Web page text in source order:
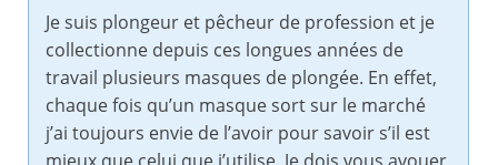
Je suis plongeur et pêcheur de profession et je
collectionne depuis ces longues années de
travail plusieurs masques de plongée. En effet,
chaque fois qu’un masque sort sur le marché
j’ai toujours envie de l’avoir pour savoir s’il est